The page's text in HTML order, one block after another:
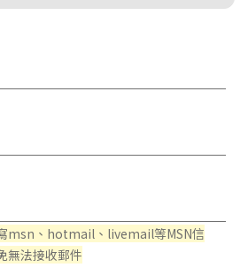
msn、hotmail、livemail等MSN信
無法接收郵件